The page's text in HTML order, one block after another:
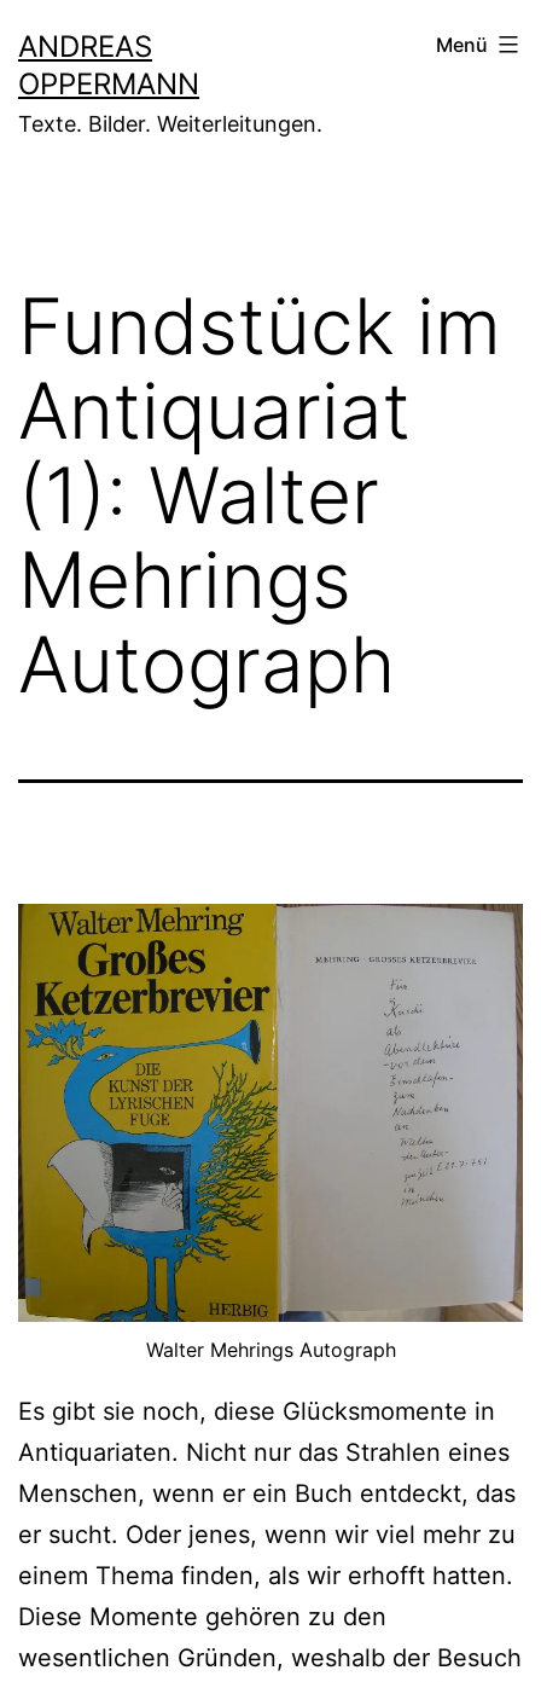
Inhalt
springen
ANDREAS
OPPERMANN
Texte. Bilder. Weiterleitungen.
Menü
Fundstück im
Antiquariat
(1): Walter
Mehrings
Autograph
Walter Mehrings Autograph
Es gibt sie noch, diese Glücksmomente in
Antiquariaten. Nicht nur das Strahlen eines
Menschen, wenn er ein Buch entdeckt, das
er sucht. Oder jenes, wenn wir viel mehr zu
einem Thema finden, als wir erhofft hatten.
Diese Momente gehören zu den
wesentlichen Gründen, weshalb der Besuch